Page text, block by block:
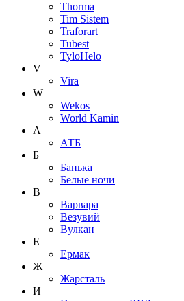
Thorma
Tim Sistem
Traforart
Tubest
TyloHelo
V
Vira
W
Wekos
World Kamin
А
АТБ
Б
Банька
Белые ночи
В
Варвара
Везувий
Вулкан
Е
Ермак
Ж
Жарсталь
И